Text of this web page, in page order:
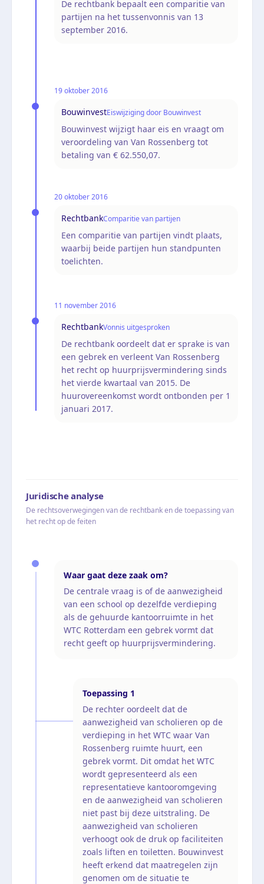
De rechtbank bepaalt een comparitie van
partijen na het tussenvonnis van 13
september 2016.
19 oktober 2016
BouwinvestEiswijziging door Bouwinvest
Bouwinvest wijzigt haar eis en vraagt om
veroordeling van Van Rossenberg tot
betaling van € 62.550,07.
20 oktober 2016
RechtbankComparitie van partijen
Een comparitie van partijen vindt plaats,
waarbij beide partijen hun standpunten
toelichten.
11 november 2016
RechtbankVonnis uitgesproken
De rechtbank oordeelt dat er sprake is van
een gebrek en verleent Van Rossenberg
het recht op huurprijsvermindering sinds
het vierde kwartaal van 2015. De
huurovereenkomst wordt ontbonden per 1
januari 2017.
Juridische analyse
De rechtsoverwegingen van de rechtbank en de toepassing van
het recht op de feiten
Waar gaat deze zaak om?
De centrale vraag is of de aanwezigheid
van een school op dezelfde verdieping
als de gehuurde kantoorruimte in het
WTC Rotterdam een gebrek vormt dat
recht geeft op huurprijsvermindering.
Toepassing 1
De rechter oordeelt dat de
aanwezigheid van scholieren op de
verdieping in het WTC waar Van
Rossenberg ruimte huurt, een
gebrek vormt. Dit omdat het WTC
wordt gepresenteerd als een
representatieve kantooromgeving
en de aanwezigheid van scholieren
niet past bij deze uitstraling. De
aanwezigheid van scholieren
verhoogt ook de druk op faciliteiten
zoals liften en toiletten. Bouwinvest
heeft erkend dat maatregelen zijn
genomen om de situatie te